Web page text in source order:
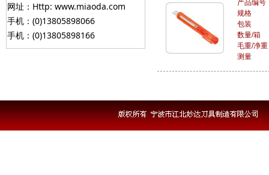
网址：Http: www.miaoda.com
手机：(0)13805898066
手机：(0)13805898166
产品编号
规格
包装
数量/箱
毛重/净重
测量